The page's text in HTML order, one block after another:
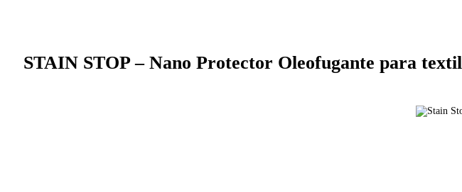
STAIN STOP – Nano Protector Oleofugante para textil